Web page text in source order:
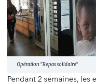
Opération "Repas solidaire"
Pendant 2 semaines, les